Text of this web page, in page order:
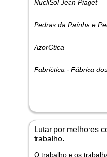
NucliSol Jean Piaget
Pedras da Raínha e
AzorOtica
Fabriótica - Fábrica
Lutar por melhores
trabalho.
O trabalho e os